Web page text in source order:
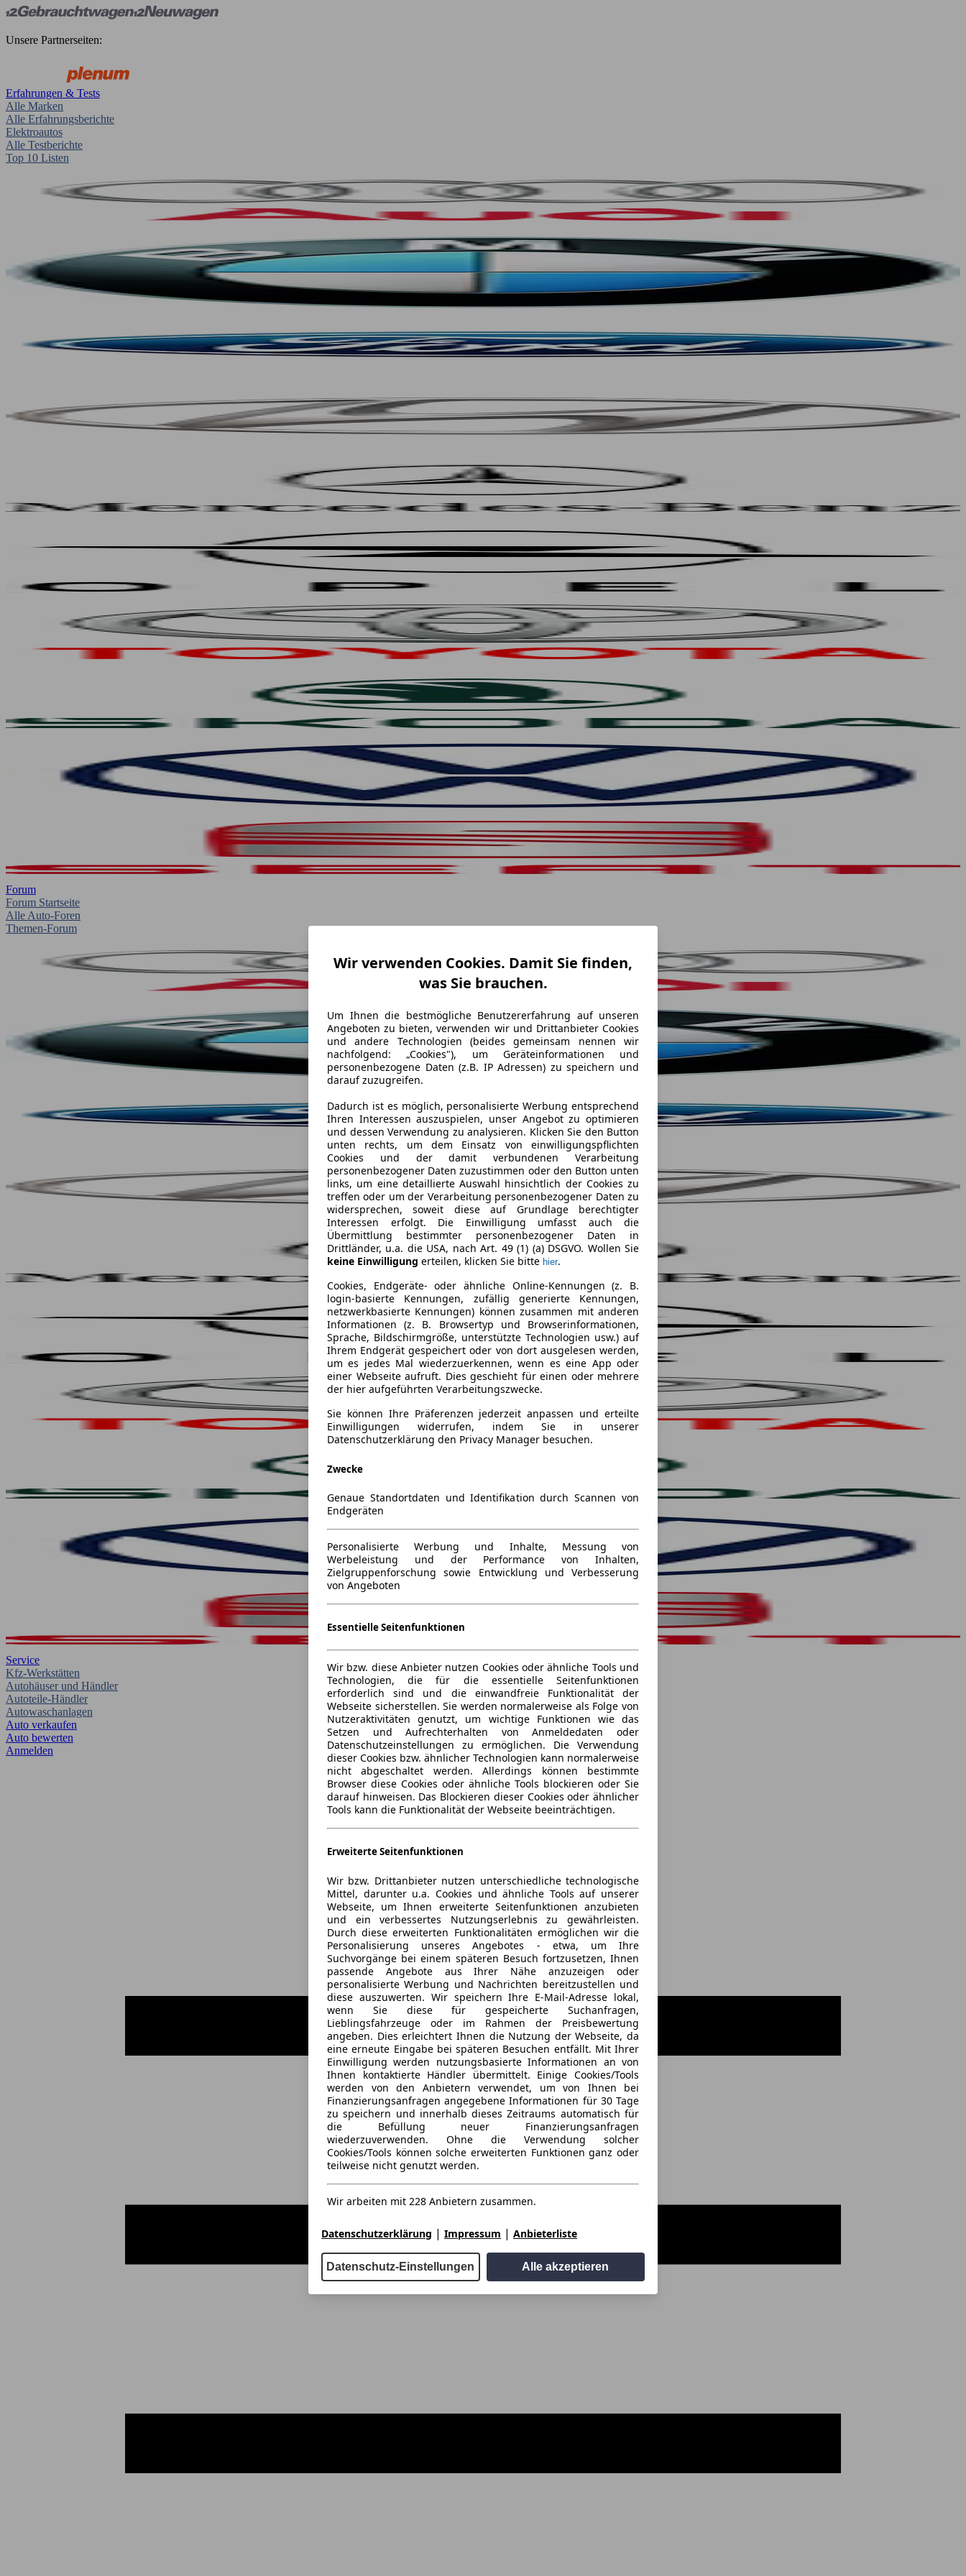
Unsere Partnerseiten:
Erfahrungen & Tests
Alle Marken
Alle Erfahrungsberichte
Elektroautos
Alle Testberichte
Top 10 Listen
Forum
Forum Startseite
Alle Auto-Foren
Themen-Forum
Service
Kfz-Werkstätten
Autohäuser und Händler
Autoteile-Händler
Autowaschanlagen
Auto verkaufen
Auto bewerten
Anmelden
Wir verwenden Cookies. Damit Sie finden,
was Sie brauchen.
Um Ihnen die bestmögliche Benutzererfahrung auf unseren
Angeboten zu bieten, verwenden wir und Drittanbieter Cookies
und andere Technologien (beides gemeinsam nennen wir
nachfolgend: „Cookies"), um Geräteinformationen und
personenbezogene Daten (z.B. IP Adressen) zu speichern und
darauf zuzugreifen.
Dadurch ist es möglich, personalisierte Werbung entsprechend
Ihren Interessen auszuspielen, unser Angebot zu optimieren
und dessen Verwendung zu analysieren. Klicken Sie den Button
unten rechts, um dem Einsatz von einwilligungspflichten
Cookies und der damit verbundenen Verarbeitung
personenbezogener Daten zuzustimmen oder den Button unten
links, um eine detaillierte Auswahl hinsichtlich der Cookies zu
treffen oder um der Verarbeitung personenbezogener Daten zu
widersprechen, soweit diese auf Grundlage berechtigter
Interessen erfolgt. Die Einwilligung umfasst auch die
Übermittlung bestimmter personenbezogener Daten in
Drittländer, u.a. die USA, nach Art. 49 (1) (a) DSGVO. Wollen Sie
keine Einwilligung erteilen, klicken Sie bitte hier.
Cookies, Endgeräte- oder ähnliche Online-Kennungen (z. B.
login-basierte Kennungen, zufällig generierte Kennungen,
netzwerkbasierte Kennungen) können zusammen mit anderen
Informationen (z. B. Browsertyp und Browserinformationen,
Sprache, Bildschirmgröße, unterstützte Technologien usw.) auf
Ihrem Endgerät gespeichert oder von dort ausgelesen werden,
um es jedes Mal wiederzuerkennen, wenn es eine App oder
einer Webseite aufruft. Dies geschieht für einen oder mehrere
der hier aufgeführten Verarbeitungszwecke.
Sie können Ihre Präferenzen jederzeit anpassen und erteilte
Einwilligungen widerrufen, indem Sie in unserer
Datenschutzerklärung den Privacy Manager besuchen.
Zwecke
Genaue Standortdaten und Identifikation durch Scannen von
Endgeräten
Personalisierte Werbung und Inhalte, Messung von
Werbeleistung und der Performance von Inhalten,
Zielgruppenforschung sowie Entwicklung und Verbesserung
von Angeboten
Essentielle Seitenfunktionen
Wir bzw. diese Anbieter nutzen Cookies oder ähnliche Tools und
Technologien, die für die essentielle Seitenfunktionen
erforderlich sind und die einwandfreie Funktionalität der
Webseite sicherstellen. Sie werden normalerweise als Folge von
Nutzeraktivitäten genutzt, um wichtige Funktionen wie das
Setzen und Aufrechterhalten von Anmeldedaten oder
Datenschutzeinstellungen zu ermöglichen. Die Verwendung
dieser Cookies bzw. ähnlicher Technologien kann normalerweise
nicht abgeschaltet werden. Allerdings können bestimmte
Browser diese Cookies oder ähnliche Tools blockieren oder Sie
darauf hinweisen. Das Blockieren dieser Cookies oder ähnlicher
Tools kann die Funktionalität der Webseite beeinträchtigen.
Erweiterte Seitenfunktionen
Wir bzw. Drittanbieter nutzen unterschiedliche technologische
Mittel, darunter u.a. Cookies und ähnliche Tools auf unserer
Webseite, um Ihnen erweiterte Seitenfunktionen anzubieten
und ein verbessertes Nutzungserlebnis zu gewährleisten.
Durch diese erweiterten Funktionalitäten ermöglichen wir die
Personalisierung unseres Angebotes - etwa, um Ihre
Suchvorgänge bei einem späteren Besuch fortzusetzen, Ihnen
passende Angebote aus Ihrer Nähe anzuzeigen oder
personalisierte Werbung und Nachrichten bereitzustellen und
diese auszuwerten. Wir speichern Ihre E-Mail-Adresse lokal,
wenn Sie diese für gespeicherte Suchanfragen,
Lieblingsfahrzeuge oder im Rahmen der Preisbewertung
angeben. Dies erleichtert Ihnen die Nutzung der Webseite, da
eine erneute Eingabe bei späteren Besuchen entfällt. Mit Ihrer
Einwilligung werden nutzungsbasierte Informationen an von
Ihnen kontaktierte Händler übermittelt. Einige Cookies/Tools
werden von den Anbietern verwendet, um von Ihnen bei
Finanzierungsanfragen angegebene Informationen für 30 Tage
zu speichern und innerhalb dieses Zeitraums automatisch für
die Befüllung neuer Finanzierungsanfragen
wiederzuverwenden. Ohne die Verwendung solcher
Cookies/Tools können solche erweiterten Funktionen ganz oder
teilweise nicht genutzt werden.
Wir arbeiten mit 228 Anbietern zusammen.
Datenschutzerklärung | Impressum | Anbieterliste
Datenschutz-Einstellungen Alle akzeptieren